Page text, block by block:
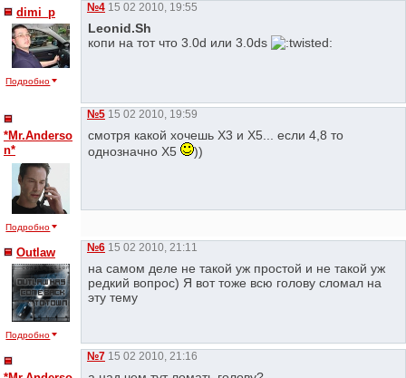
dimi_p
Подробно
№4 15 02 2010, 19:55
Leonid.Sh
копи на тот что 3.0d или 3.0ds
*Mr.Anderso
n*
Подробно
№5 15 02 2010, 19:59
смотря какой хочешь Х3 и Х5... если 4,8 то
однозначно Х5
))
Outlaw
Подробно
№6 15 02 2010, 21:11
на самом деле не такой уж простой и не такой уж
редкий вопрос) Я вот тоже всю голову сломал на
эту тему
№7 15 02 2010, 21:16